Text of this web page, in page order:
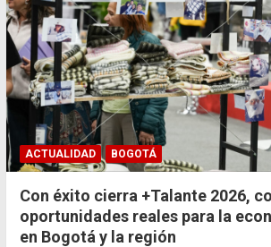
ACTUALIDAD BOGOTÁ
Con éxito cierra +Talante 2026,
oportunidades reales para la
en Bogotá y la región